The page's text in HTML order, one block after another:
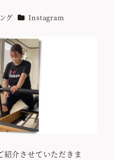
グ カテゴリー
Instagram
紹介させていただきま